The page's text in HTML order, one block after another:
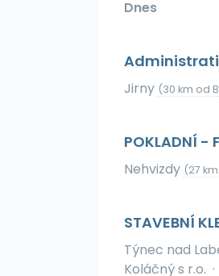
Dnes
Jirny (30 km od
POKLADNÍ -
Nehvizdy (27
STAVEBNÍ
Týnec nad
Koláčný s r.o. ·